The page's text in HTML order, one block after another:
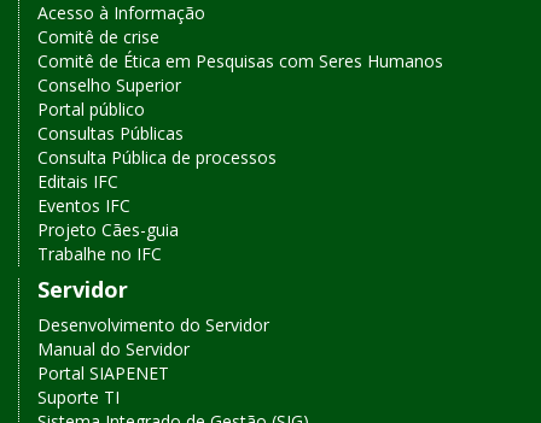
id
Acesso à Informação
Comitê de crise
Comitê de Ética em Pesquisas com Seres Humanos
Conselho Superior
Portal público
Consultas Públicas
Consulta Pública de processos
Editais IFC
Eventos IFC
Projeto Cães-guia
Trabalhe no IFC
Servidor
Desenvolvimento do Servidor
Manual do Servidor
Portal SIAPENET
Suporte TI